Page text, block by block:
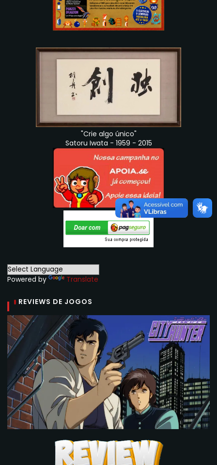
"Crie algo único"
Satoru Iwata - 1959 - 2015
Powered by Translate
REVIEWS DE JOGOS